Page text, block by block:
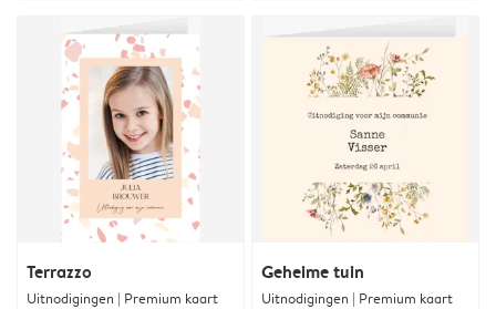
Terrazzo
Uitnodigingen | Premium kaart
Geheime tuin
Uitnodigingen | Premium kaart